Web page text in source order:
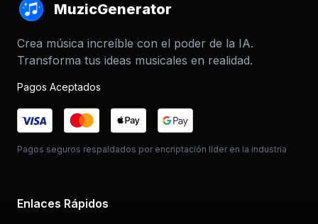
MuzicGenerator
Crea música increíble con el poder de la IA.
Transforma tus ideas musicales en realidad.
Pagos Aceptados
Pagos seguros respaldados por encriptación líder en la industria
Enlaces Rápidos